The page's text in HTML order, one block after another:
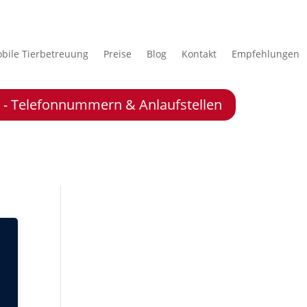
Tierbetreuung Preise Blog Kontakt Empfehlungen
Telefonnummern & Anlaufstellen